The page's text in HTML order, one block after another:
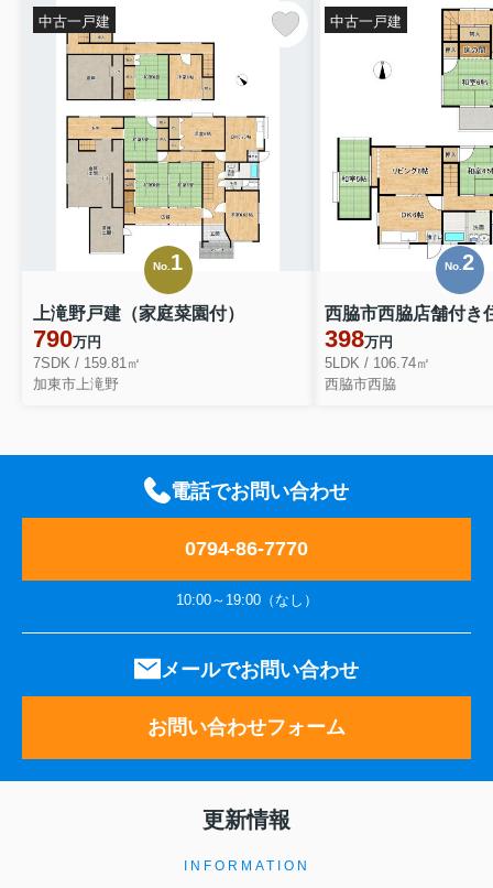
No.1
上滝野戸建（家庭菜園付）
790万円
7SDK / 159.81㎡
加東市上滝野
中古一戸建
No.2
西脇市西脇店舗付き
398万円
5LDK / 106.74㎡
西脇市西脇
中古一戸建
電話でお問い合わせ
0794-86-7770
10:00～19:00（なし）
メールでお問い合わせ
お問い合わせフォーム
更新情報
INFORMATION